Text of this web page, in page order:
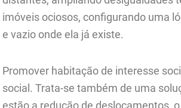
imóveis ociosos, configurando uma
e vazio onde ela já existe.
Promover habitação de interesse
social. Trata-se também de uma
estão a redução de deslocamentos,